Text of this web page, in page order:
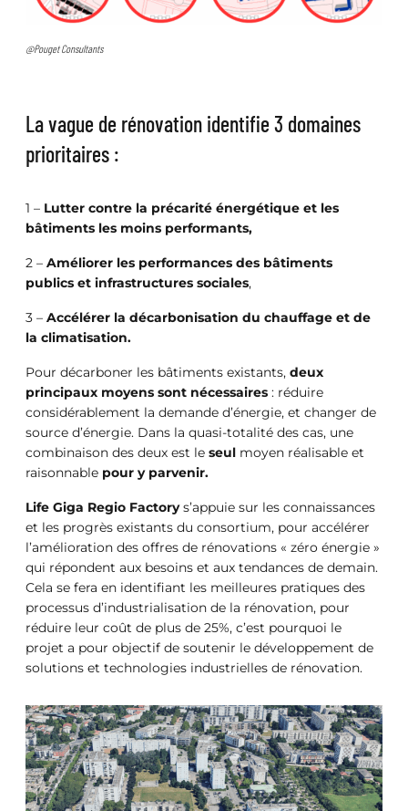
@Pouget Consultants
La vague de rénovation identifie 3 domaines
prioritaires :
1 – Lutter contre la précarité énergétique et les
bâtiments les moins performants,
2 – Améliorer les performances des bâtiments
publics et infrastructures sociales,
3 – Accélérer la décarbonisation du chauffage et de
la climatisation.
Pour décarboner les bâtiments existants, deux
principaux moyens sont nécessaires : réduire
considérablement la demande d’énergie, et changer de
source d’énergie. Dans la quasi-totalité des cas, une
combinaison des deux est le seul moyen réalisable et
raisonnable pour y parvenir.
Life Giga Regio Factorys’appuie sur les connaissances
et les progrès existants du consortium, pour accélérer
l’amélioration des offres de rénovations « zéro énergie »
qui répondent aux besoins et aux tendances de demain.
Cela se fera en identifiant les meilleures pratiques des
processus d’industrialisation de la rénovation, pour
réduire leur coût de plus de 25%, c’est pourquoi le
projet a pour objectif de soutenir le développement de
solutions et technologies industrielles de rénovation.